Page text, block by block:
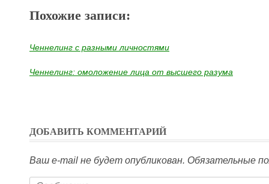
Похожие записи:
Ченнелинг с разными личностями
Ченнелинг: омоложение лица от высшего разума
ДОБАВИТЬ КОММЕНТАРИЙ
Ваш e-mail не будет опубликован. Обязательные